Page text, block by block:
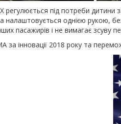
регулюється під потреби
налаштовується однією рукою,
пасажирів і не вимагає
за інновації 2018 року та